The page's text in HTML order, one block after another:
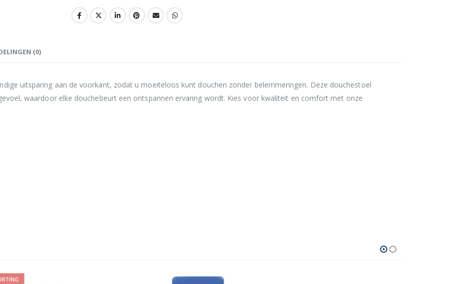
(0)
uitsparing aan de voorkant, zodat u moeiteloos kunt douchen zonder belemmeringen. Deze douchestoel
waardoor elke douchebeurt een ontspannen ervaring wordt. Kies voor kwaliteit en comfort met onze